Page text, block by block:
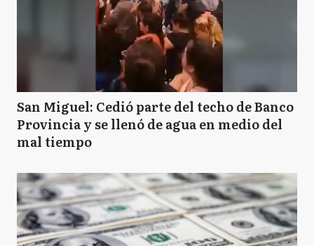
San Miguel: Cedió parte del techo de Banco
Provincia y se llenó de agua en medio del
mal tiempo